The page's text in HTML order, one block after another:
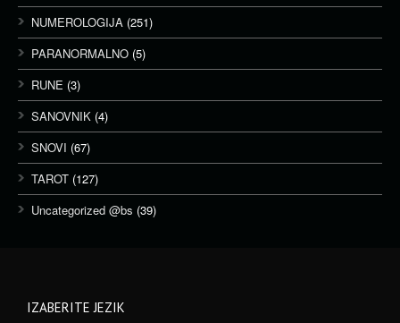
NUMEROLOGIJA (251)
PARANORMALNO (5)
RUNE (3)
SANOVNIK (4)
SNOVI (67)
TAROT (127)
Uncategorized @bs (39)
IZABERITE JEZIK